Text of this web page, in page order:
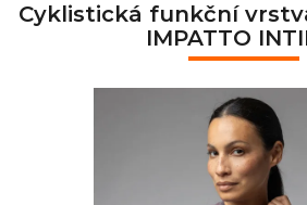
Cyklistická funkční
IMPATTO